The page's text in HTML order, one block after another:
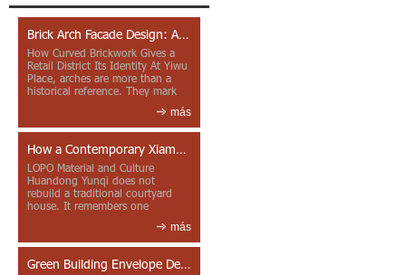
Brick Arch Facade Design: A Closer Look at Yiwu Place
How Curved Brickwork Gives a
Retail District Its Identity At Yiwu
Place, arches are more than a
historical reference. They mark
más
How a Contemporary Xiamen Project Reframes Minnan Red Brick
LOPO Material and Culture
Huandong Yunqi does not
rebuild a traditional courtyard
house. It remembers one
más
Green Building Envelope Design: Clay Sunscreen Fins for Modern Headquarters Architecture